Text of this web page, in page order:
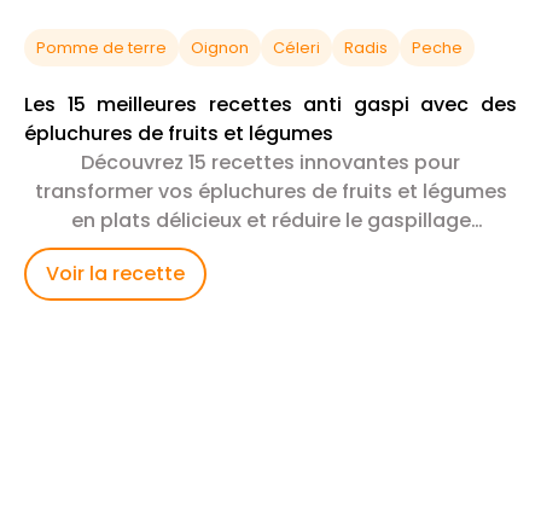
Pomme de terre Oignon Céleri Radis Peche
Les 15 meilleures recettes anti gaspi avec des
épluchures de fruits et légumes
Découvrez 15 recettes innovantes pour
transformer vos épluchures de fruits et légumes
en plats délicieux et réduire le gaspillage
Voir la recette